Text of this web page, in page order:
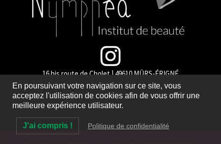
16 bis route de Cholet | 49610 MÛRS-ÉRIGNÉ
👉02 41 74 91 10 👈
En poursuivant votre navigation sur ce site, vous
acceptez l'utilisation de cookies afin de vous offrir une
meilleure expérience utilisateur.
J'ai compris ! Politique de confidentialité